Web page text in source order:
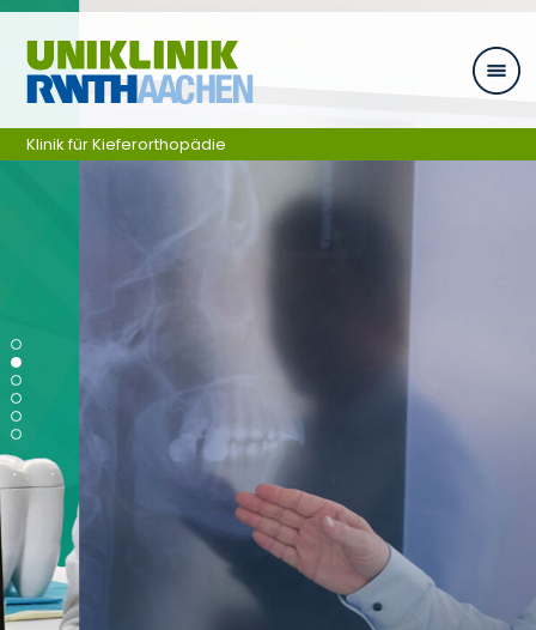
Zum Inhalt springen
Klinik für Kieferorthopädie